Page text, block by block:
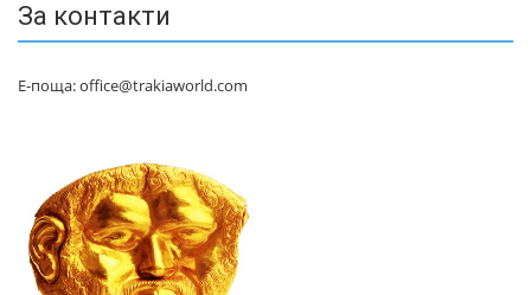
За контакти
Е-поща: office@trakiaworld.com